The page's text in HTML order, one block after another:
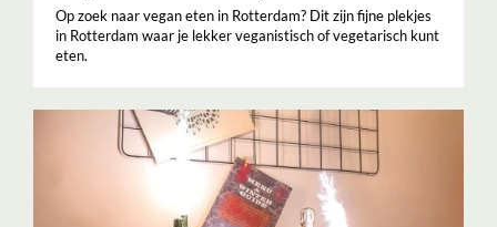
Op zoek naar vegan eten in Rotterdam? Dit zijn fijne plekjes
in Rotterdam waar je lekker veganistisch of vegetarisch kunt
eten.